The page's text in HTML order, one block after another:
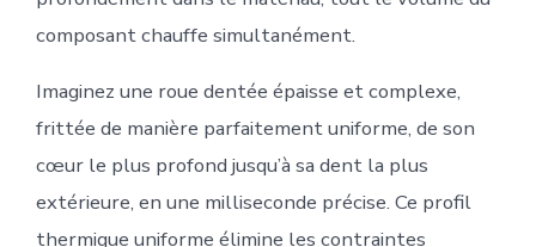
composant chauffe simultanément.
Imaginez une roue dentée épaisse et complexe,
frittée de manière parfaitement uniforme, de son
cœur le plus profond jusqu’à sa dent la plus
extérieure, en une milliseconde précise. Ce profil
thermique uniforme élimine les contraintes